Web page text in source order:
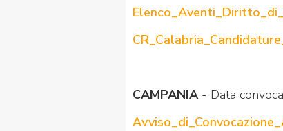
CAMPANIA- Data